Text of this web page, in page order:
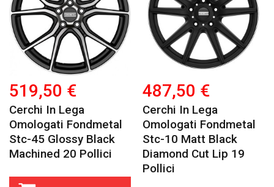
519,50 €
Cerchi In Lega
Omologati Fondmetal
Stc-45 Glossy Black
Machined 20 Pollici
487,50 €
Cerchi In Lega
Omologati Fondmetal
Stc-10 Matt Black
Diamond Cut Lip 19
Pollici